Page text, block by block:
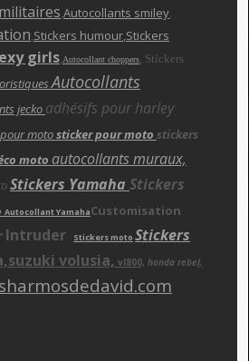
,Autocollants smiley,
,Stickers humour,Stickers
girls,Autocollant choppers, Stickers
Autocollants
jecko adhésifs pour harley
motosticker pour moto stickers
moto autocollants muraux,
Stickers Yamaha Stickers
Autocollant YamahaCustomisation
Intruder Stickers moto Stickers
volusia, vl800, honda rebel,